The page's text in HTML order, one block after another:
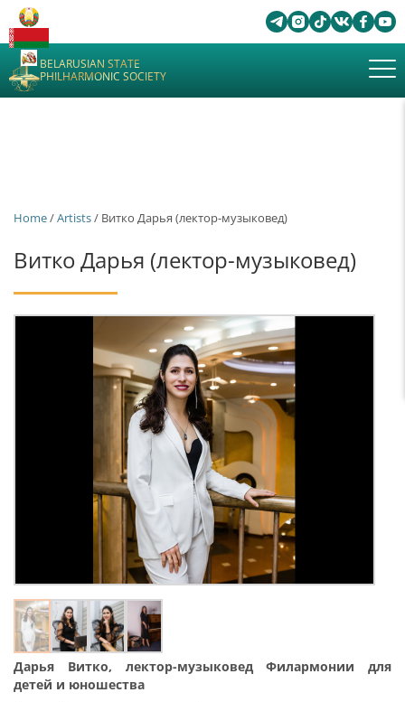
BELARUSIAN STATE
PHILHARMONIC SOCIETY
Home/Artists/ Витко Дарья (лектор-музыковед)
Витко Дарья (лектор-музыковед)
Дарья Витко, лектор-музыковед Филармонии для
детей и юношества